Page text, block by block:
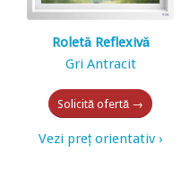
Roletă Reflexivă
Gri Antracit
Solicită ofertă →
Vezi preț orientativ ›